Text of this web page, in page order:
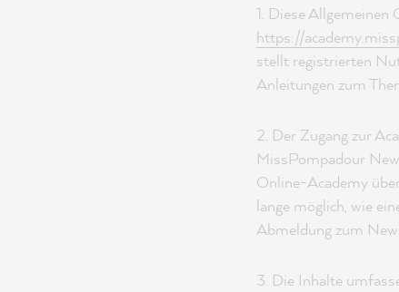
1. Diese
https://
stellt registrierten
Anleitungen zum
2. Der Zugang zur
MissPompadour
Online-Academy
lange möglich, wie
Abmeldung zum
3. Die Inhalte